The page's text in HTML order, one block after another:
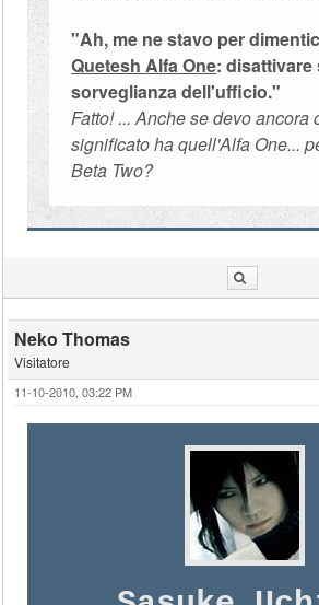
"Ah, me ne stavo per
Quetesh Alfa One: disattivare
sorveglianza dell'ufficio."
Fatto! ... Anche se devo ancora
significato ha quell'Alfa One...
Beta Two?
Neko Thomas
Visitatore
11-10-2010, 03:22 PM